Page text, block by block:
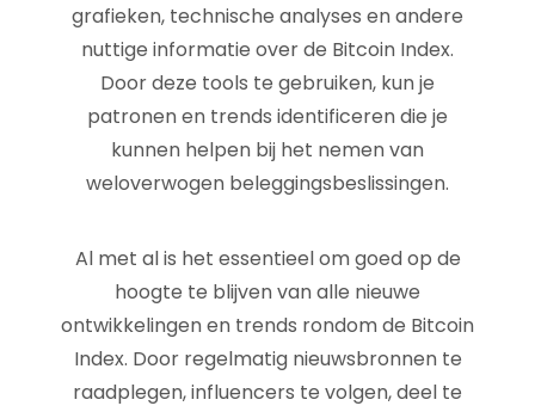
grafieken, technische analyses en andere
nuttige informatie over de Bitcoin Index.
Door deze tools te gebruiken, kun je
patronen en trends identificeren die je
kunnen helpen bij het nemen van
weloverwogen beleggingsbeslissingen.
Al met al is het essentieel om goed op de
hoogte te blijven van alle nieuwe
ontwikkelingen en trends rondom de Bitcoin
Index. Door regelmatig nieuwsbronnen te
raadplegen, influencers te volgen, deel te